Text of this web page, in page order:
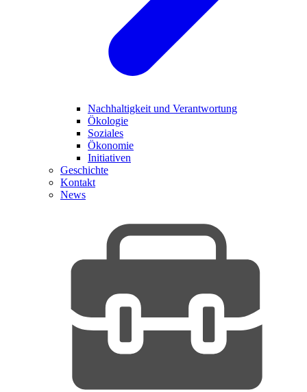
Nachhaltigkeit und Verantwortung
Ökologie
Soziales
Ökonomie
Initiativen
Geschichte
Kontakt
News